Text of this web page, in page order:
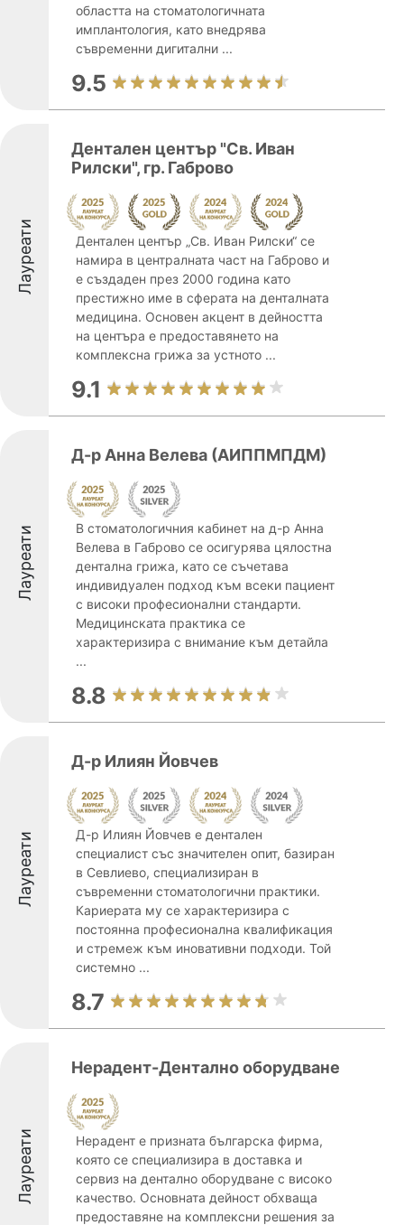
областта на стоматологичната
имплантология, като внедрява
съвременни дигитални ...
9.5
Лауреати
Дентален център "Св. Иван
Рилски", гр. Габрово
Дентален център „Св. Иван Рилски“ се
намира в централната част на Габрово и
е създаден през 2000 година като
престижно име в сферата на денталната
медицина. Основен акцент в дейността
на центъра е предоставянето на
комплексна грижа за устното ...
9.1
Лауреати
Д-р Анна Велева (АИППМПДМ)
В стоматологичния кабинет на д-р Анна
Велева в Габрово се осигурява цялостна
дентална грижа, като се съчетава
индивидуален подход към всеки пациент
с високи професионални стандарти.
Медицинската практика се
характеризира с внимание към детайла
...
8.8
Лауреати
Д-р Илиян Йовчев
Д-р Илиян Йовчев е дентален
специалист със значителен опит, базиран
в Севлиево, специализиран в
съвременни стоматологични практики.
Кариерата му се характеризира с
постоянна професионална квалификация
и стремеж към иновативни подходи. Той
системно ...
8.7
Лауреати
Нерадент-Дентално оборудване
Нерадент е призната българска фирма,
която се специализира в доставка и
сервиз на дентално оборудване с високо
качество. Основната дейност обхваща
предоставяне на комплексни решения за